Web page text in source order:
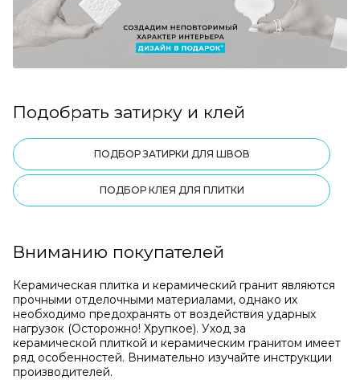
Подобрать затирку и клей
ПОДБОР ЗАТИРКИ ДЛЯ ШВОВ
ПОДБОР КЛЕЯ ДЛЯ ПЛИТКИ
Вниманию покупателей
Керамическая плитка и керамический гранит являются
прочными отделочными материалами, однако их
необходимо предохранять от воздействия ударных
нагрузок (Осторожно! Хрупкое). Уход за
керамической плиткой и керамическим гранитом имеет
ряд особенностей. Внимательно изучайте инструкции
производителей.